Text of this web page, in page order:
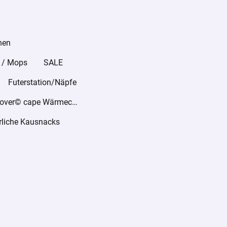
/ Mops SALE
Futerstation/Näpfe
warmover© cape Wärmecape
Kausnacks